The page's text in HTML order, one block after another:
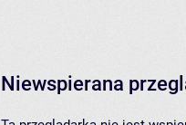
Niewspierana